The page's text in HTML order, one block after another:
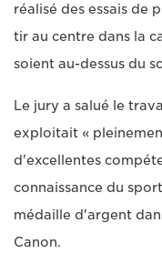
réalisé des essais de
tir au centre dans la
soient au-dessus du
Le jury a salué le
exploitait «
d'excellentes
connaissance du
médaille d'argent
Canon.